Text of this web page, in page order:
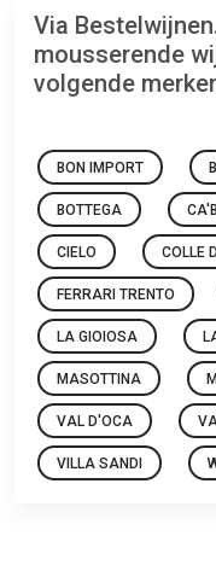
Via
mousserende
volgende
BON IMPORT
BOTTEGA
CIELO COLLE
FERRARI TRENTO
LA GIOIOSA
MASOTTINA
VAL D'OCA
VILLA SANDI